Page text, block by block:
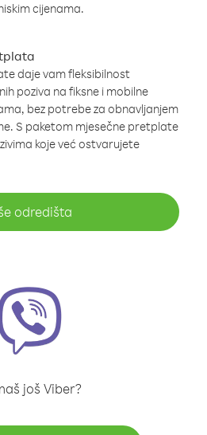
cijenama.
daje vam fleksibilnost
poziva na fiksne i mobilne
bez potrebe za obnavljanjem
S paketom mjesečne pretplate
koje već ostvarujete
odredišta
još Viber?